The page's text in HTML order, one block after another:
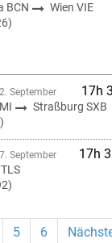
BCN
Wien VIE
September 17h
Straßburg SXB
September 17h
5 6